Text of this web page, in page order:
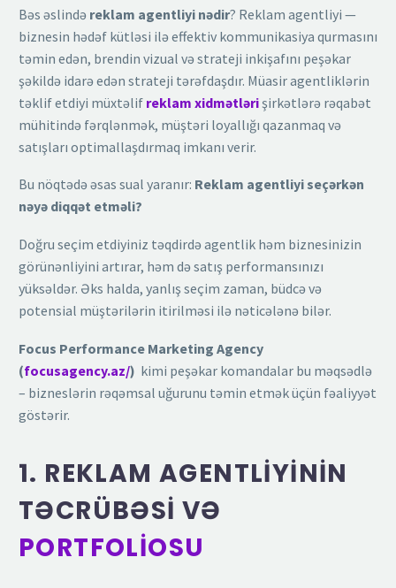
Bəs əslində reklam agentliyi nədir? Reklam agentliyi —
biznesin hədəf kütləsi ilə effektiv kommunikasiya qurmasını
təmin edən, brendin vizual və strateji inkişafını peşəkar
şəkildə idarə edən strateji tərəfdaşdır. Müasir agentliklərin
təklif etdiyi müxtəlif reklam xidmətləri şirkətlərə rəqabət
mühitində fərqlənmək, müştəri loyallığı qazanmaq və
satışları optimallaşdırmaq imkanı verir.
Bu nöqtədə əsas sual yaranır: Reklam agentliyi seçərkən
nəyə diqqət etməli?
Doğru seçim etdiyiniz təqdirdə agentlik həm biznesinizin
görünənliyini artırar, həm də satış performansınızı
yüksəldər. Əks halda, yanlış seçim zaman, büdcə və
potensial müştərilərin itirilməsi ilə nəticələnə bilər.
Focus Performance Marketing Agency
(focusagency.az/) kimi peşəkar komandalar bu məqsədlə
– bizneslərin rəqəmsal uğurunu təmin etmək üçün fəaliyyət
göstərir.
1. REKLAM AGENTLIYININ
TƏCRÜBƏSI VƏ
PORTFOLIOSU